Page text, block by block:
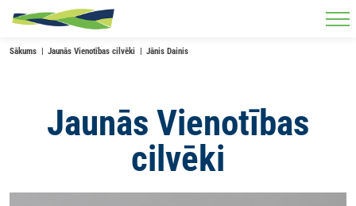
Skip to main content
Sākums Jaunās Vienotības cilvēki Jānis Dainis
Jaunās Vienotības
cilvēki